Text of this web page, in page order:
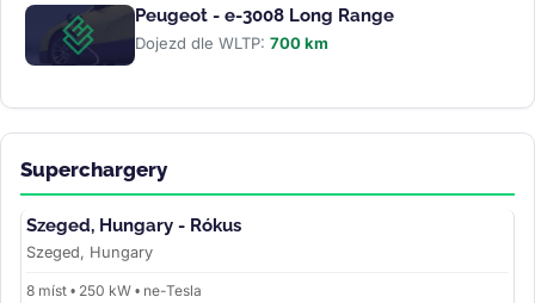
Peugeot - e-3008 Long Range
Dojezd dle WLTP: 700 km
Superchargery
Szeged, Hungary - Rókus
Szeged, Hungary
8 míst • 250 kW • ne-Tesla